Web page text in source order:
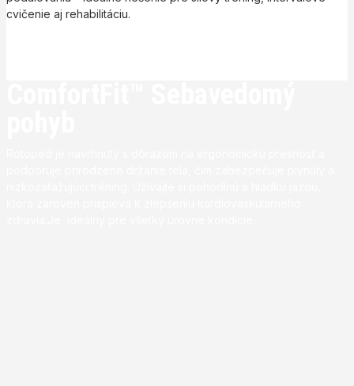
cvičenie aj rehabilitáciu.